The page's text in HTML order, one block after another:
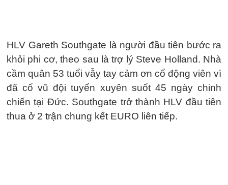
HLV Gareth Southgate là người đầu tiên bước ra
khỏi phi cơ, theo sau là trợ lý Steve Holland. Nhà
cầm quân 53 tuổi vẫy tay cảm ơn cổ động viên vì
đã cổ vũ đội tuyển xuyên suốt 45 ngày chinh
chiến tại Đức. Southgate trở thành HLV đầu tiên
thua ở 2 trận chung kết EURO liên tiếp.